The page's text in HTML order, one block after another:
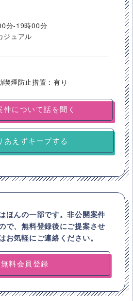
分-19時00分
ジュアル
煙防止措置：有り
あえずキープする
ほんの一部です。非公開案件
で、無料登録後にご提案させ
お気軽にご連絡ください。
無料会員登録